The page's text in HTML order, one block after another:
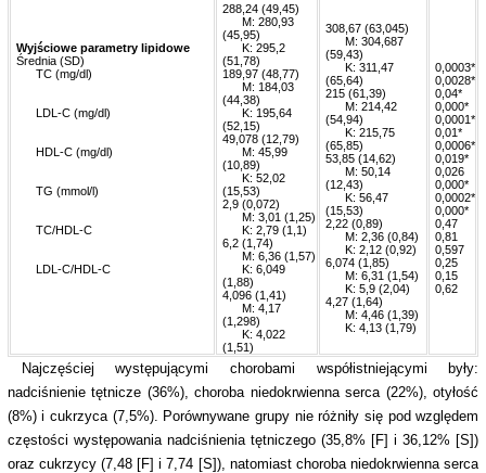
Wyjściowe parametry lipidowe
Średnia (SD)
TC (mg/dl)
LDL-C (mg/dl)
HDL-C (mg/dl)
TG (mmol/l)
TC/HDL-C
LDL-C/HDL-C
288,24 (49,45)
M: 280,93
(45,95)
K: 295,2
(51,78)
189,97 (48,77)
M: 184,03
(44,38)
K: 195,64
(52,15)
49,078 (12,79)
M: 45,99
(10,89)
K: 52,02
(15,53)
2,9 (0,072)
M: 3,01 (1,25)
K: 2,79 (1,1)
6,2 (1,74)
M: 6,36 (1,57)
K: 6,049
(1,88)
4,096 (1,41)
M: 4,17
(1,298)
K: 4,022
(1,51)
308,67 (63,045)
M: 304,687
(59,43)
K: 311,47
(65,64)
215 (61,39)
M: 214,42
(54,94)
K: 215,75
(65,85)
53,85 (14,62)
M: 50,14
(12,43)
K: 56,47
(15,53)
2,22 (0,89)
M: 2,36 (0,84)
K: 2,12 (0,92)
6,074 (1,85)
M: 6,31 (1,54)
K: 5,9 (2,04)
4,27 (1,64)
M: 4,46 (1,39)
K: 4,13 (1,79)
0,0003*
0,0028*
0,04*
0,000*
0,0001*
0,01*
0,0006*
0,019*
0,026
0,000*
0,0002*
0,000*
0,47
0,81
0,597
0,25
0,15
0,62
Najczęściej występującymi chorobami współistniejącymi były:
nadciśnienie tętnicze (36%), choroba niedokrwienna serca (22%), otyłość
(8%) i cukrzyca (7,5%). Porównywane grupy nie różniły się pod względem
częstości występowania nadciśnienia tętniczego (35,8% [F] i 36,12% [S])
oraz cukrzycy (7,48 [F] i 7,74 [S]), natomiast choroba niedokrwienna serca